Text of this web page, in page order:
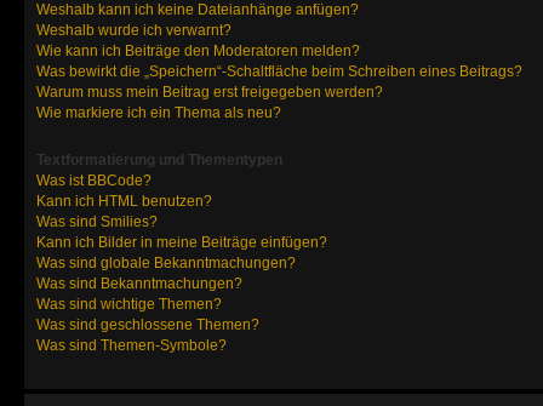
Weshalb kann ich keine Dateianhänge anfügen?
Weshalb wurde ich verwarnt?
Wie kann ich Beiträge den Moderatoren melden?
Was bewirkt die „Speichern“-Schaltfläche beim Schreiben eines Beitrags?
Warum muss mein Beitrag erst freigegeben werden?
Wie markiere ich ein Thema als neu?
Textformatierung und Thementypen
Was ist BBCode?
Kann ich HTML benutzen?
Was sind Smilies?
Kann ich Bilder in meine Beiträge einfügen?
Was sind globale Bekanntmachungen?
Was sind Bekanntmachungen?
Was sind wichtige Themen?
Was sind geschlossene Themen?
Was sind Themen-Symbole?